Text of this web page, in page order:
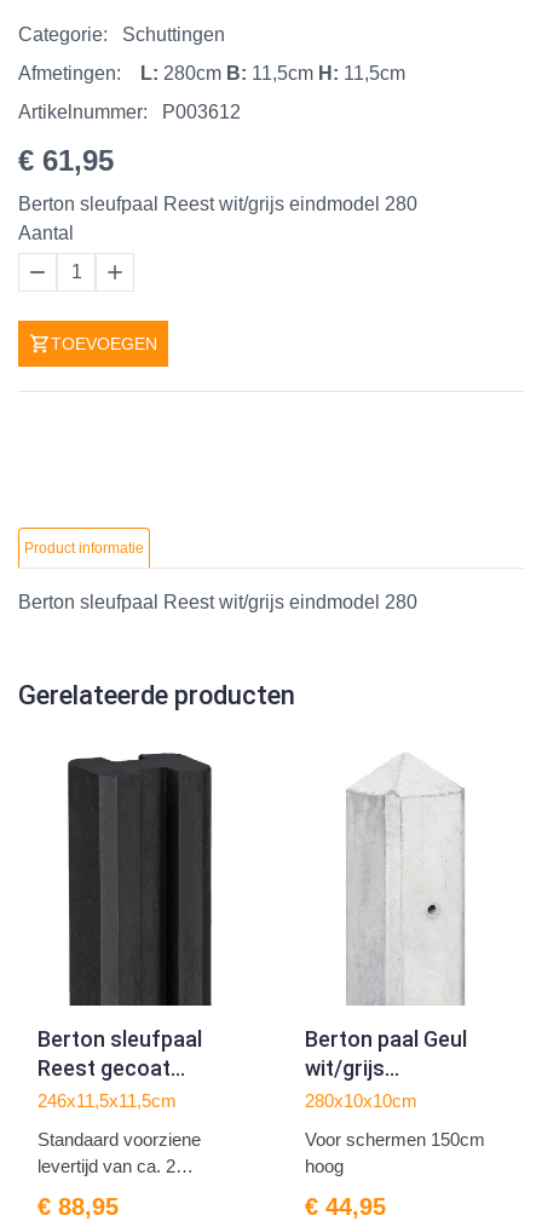
Categorie:
Schuttingen
Afmetingen:
L: 280cm B: 11,5cm H: 11,5cm
Artikelnummer:
P003612
€ 61,95
Berton sleufpaal Reest wit/grijs eindmodel 280
Aantal
1
TOEVOEGEN
Product informatie
Berton sleufpaal Reest wit/grijs eindmodel 280
Gerelateerde producten
Berton sleufpaal
Reest gecoat
hoekmodel 246
246x11,5x11,5cm
Standaard voorziene
levertijd van ca. 2
€ 88,95
Berton paal Geul
wit/grijs
driewegsmodel 280
280x10x10cm
Voor schermen 150cm
hoog
€ 44,95